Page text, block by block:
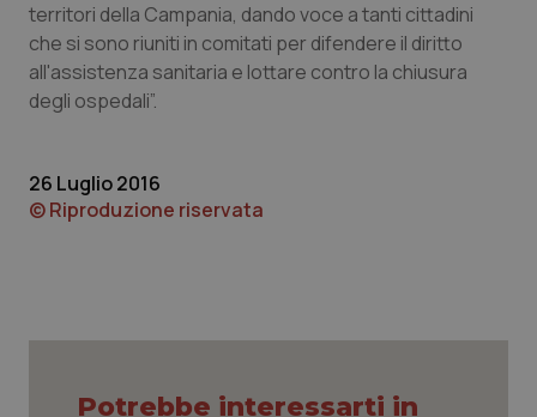
Provincia Autonoma di Trento
Puglia
Sardegna
Ipertensione & Scompenso
Malattie rare
Malattia di Crohn & Rettocolite Ulcerosa
territori della Campania, dando voce a tanti cittadini
che si sono riuniti in comitati per difendere il diritto
all'assistenza sanitaria e lottare contro la chiusura
degli ospedali”.
26 Luglio 2016
© Riproduzione riservata
Potrebbe interessarti in